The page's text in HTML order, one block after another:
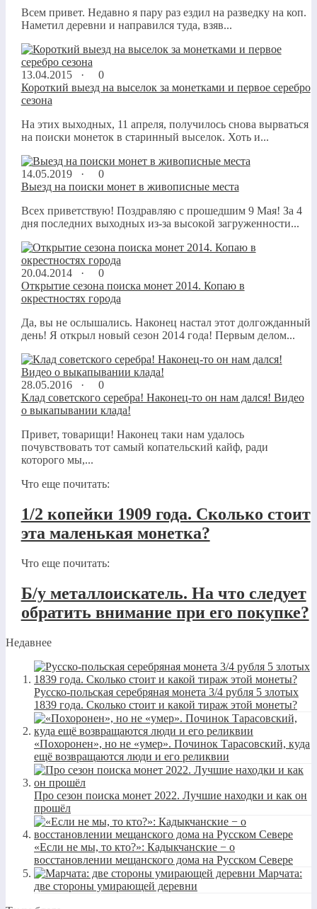
Всем привет. Недавно я пару раз ездил на разведку на коп.
Наметил деревни и направился туда, взяв...
13.04.2015 ·
0
Короткий выезд на выселок за монетками и первое серебро
сезона
На этих выходных, 11 апреля, получилось снова вырваться
на поиски монеток в старинный выселок. Хоть и...
14.05.2019 ·
0
Выезд на поиски монет в живописные места
Всех приветствую! Поздравляю с прошедшим 9 Мая! За 4
дня последних выходных из-за высокой загруженности...
20.04.2014 ·
0
Открытие сезона поиска монет 2014. Копаю в
окрестностях города
Да, вы не ослышались. Наконец настал этот долгожданный
день! Я открыл новый сезон 2014 года! Первым делом...
28.05.2016 ·
0
Клад советского серебра! Наконец-то он нам дался! Видео
о выкапывании клада!
Привет, товарищи! Наконец таки нам удалось
почувствовать тот самый копательский кайф, ради
которого мы,...
Что еще почитать:
1/2 копейки 1909 года. Сколько стоит
эта маленькая монетка?
Что еще почитать:
Б/у металлоискатель. На что следует
обратить внимание при его покупке?
Недавнее
Русско-польская серебряная монета 3/4 рубля 5 злотых
1839 года. Сколько стоит и какой тираж этой монеты?
«Похоронен», но не «умер». Починок Тарасовский, куда
ещё возвращаются люди и его реликвии
Про сезон поиска монет 2022. Лучшие находки и как он
прошёл
«Если не мы, то кто?»: Кадыкчанские − о
восстановлении мещанского дома на Русском Севере
Марчата:
две стороны умирающей деревни